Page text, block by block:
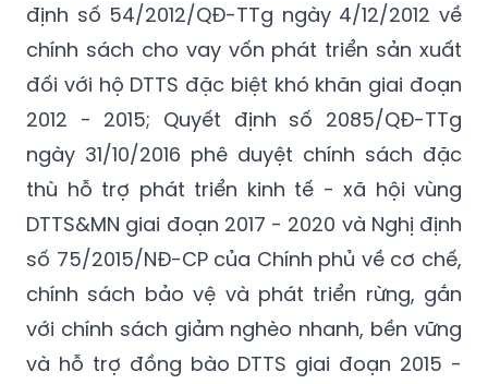
định số 54/2012/QĐ-TTg ngày 4/12/2012 về
chính sách cho vay vốn phát triển sản xuất
đối với hộ DTTS đặc biệt khó khăn giai đoạn
2012 - 2015; Quyết định số 2085/QĐ-TTg
ngày 31/10/2016 phê duyệt chính sách đặc
thù hỗ trợ phát triển kinh tế - xã hội vùng
DTTS&MN giai đoạn 2017 - 2020 và Nghị định
số 75/2015/NĐ-CP của Chính phủ về cơ chế,
chính sách bảo vệ và phát triển rừng, gắn
với chính sách giảm nghèo nhanh, bền vững
và hỗ trợ đồng bào DTTS giai đoạn 2015 -